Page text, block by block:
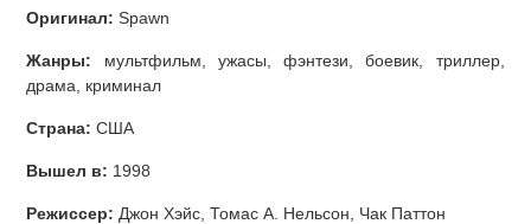
Оригинал: Spawn
Жанры: мультфильм, ужасы, фэнтези, боевик, триллер,
драма, криминал
Страна: США
Вышел в: 1998
Режиссер: Джон Хэйс, Томас А. Нельсон, Чак Паттон